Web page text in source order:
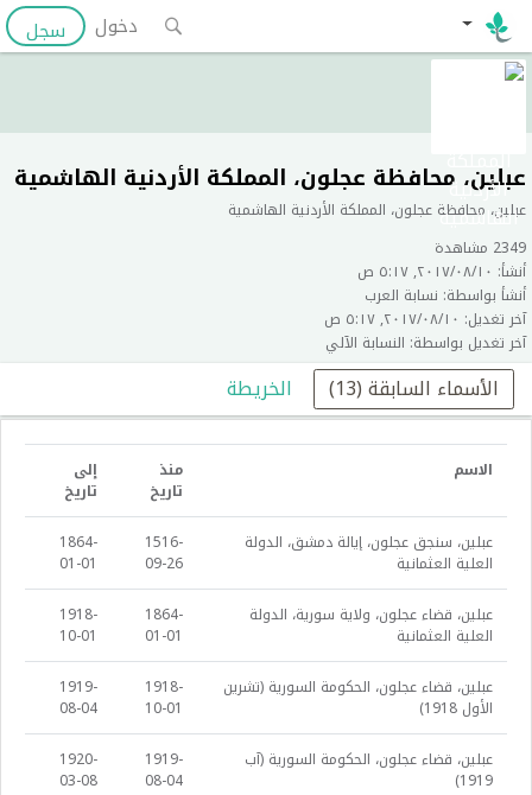
دخول سجل
عبلين، محافظة عجلون، المملكة الأردنية الهاشمية
عبلين، محافظة عجلون، المملكة الأردنية الهاشمية
2349 مشاهدة
أنشأ: ١٠‏/٠٨‏/٢٠١٧, ٥:١٧ ص
أنشأ بواسطة: نسابة العرب
آخر تغديل: ١٠‏/٠٨‏/٢٠١٧, ٥:١٧ ص
آخر تغديل بواسطة: النسابة الآلي
الأسماء السابقة (13) الخريطة
الاسم
منذ
تاريخ
إلى
تاريخ
عبلين، سنجق عجلون، إيالة دمشق، الدولة
العلية العثمانية
1516-
09-26
1864-
01-01
عبلين، قضاء عجلون، ولاية سورية، الدولة
العلية العثمانية
1864-
01-01
1918-
10-01
عبلين، قضاء عجلون، الحكومة السورية (تشرين
الأول 1918)
1918-
10-01
1919-
08-04
عبلين، قضاء عجلون، الحكومة السورية (آب
1919)
1919-
08-04
1920-
03-08